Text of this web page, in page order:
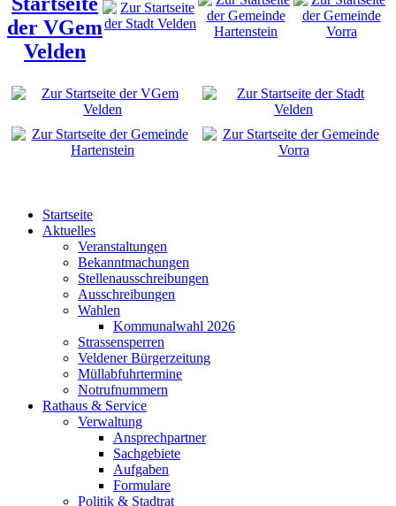
Startseite
Aktuelles
Veranstaltungen
Bekanntmachungen
Stellenausschreibungen
Ausschreibungen
Wahlen
Kommunalwahl 2026
Strassensperren
Veldener Bürgerzeitung
Müllabfuhrtermine
Notrufnummern
Rathaus & Service
Verwaltung
Ansprechpartner
Sachgebiete
Aufgaben
Formulare
Politik & Stadtrat